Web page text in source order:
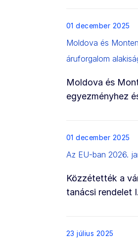
List item
01 december 2025
Moldova és
áruforgalom
Moldova és
egyezményhez
List item
01 december 2025
Az EU-ban 2026.
Közzétették a
tanácsi rendelet
List item
23 július 2025